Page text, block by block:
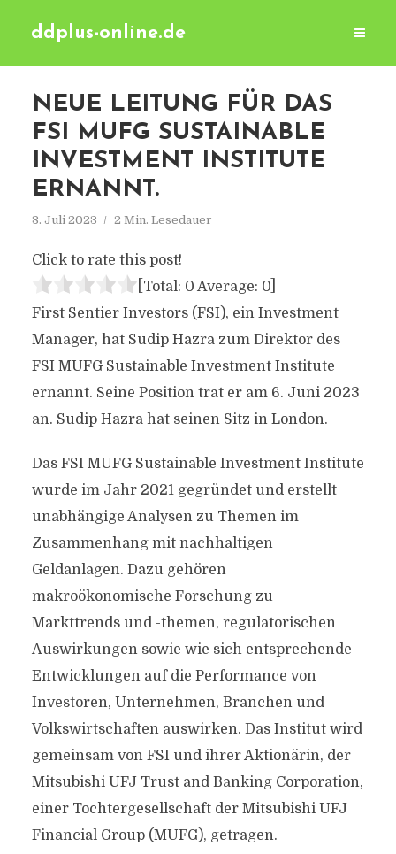
ddplus-online.de
NEUE LEITUNG FÜR DAS
FSI MUFG SUSTAINABLE
INVESTMENT INSTITUTE
ERNANNT.
3. Juli 2023 2 Min. Lesedauer
Click to rate this post!
[Total: 0 Average: 0]
First Sentier Investors (FSI), ein Investment
Manager, hat Sudip Hazra zum Direktor des
FSI MUFG Sustainable Investment Institute
ernannt. Seine Position trat er am 6. Juni 2023
an. Sudip Hazra hat seinen Sitz in London.
Das FSI MUFG Sustainable Investment Institute
wurde im Jahr 2021 gegründet und erstellt
unabhängige Analysen zu Themen im
Zusammenhang mit nachhaltigen
Geldanlagen. Dazu gehören
makroökonomische Forschung zu
Markttrends und -themen, regulatorischen
Auswirkungen sowie wie sich entsprechende
Entwicklungen auf die Performance von
Investoren, Unternehmen, Branchen und
Volkswirtschaften auswirken. Das Institut wird
gemeinsam von FSI und ihrer Aktionärin, der
Mitsubishi UFJ Trust and Banking Corporation,
einer Tochtergesellschaft der Mitsubishi UFJ
Financial Group (MUFG), getragen.